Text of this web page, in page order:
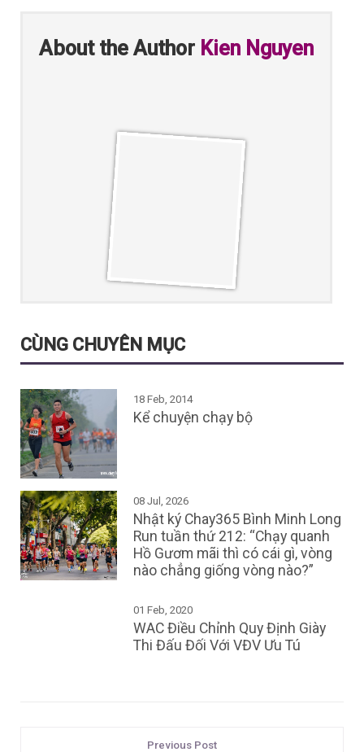
About the Author Kien Nguyen
CÙNG CHUYÊN MỤC
18 Feb, 2014
Kể chuyện chạy bộ
08 Jul, 2026
Nhật ký Chay365 Bình Minh Long
Run tuần thứ 212: “Chạy quanh
Hồ Gươm mãi thì có cái gì, vòng
nào chẳng giống vòng nào?”
01 Feb, 2020
WAC Điều Chỉnh Quy Định Giày
Thi Đấu Đối Với VĐV Ưu Tú
Previous Post